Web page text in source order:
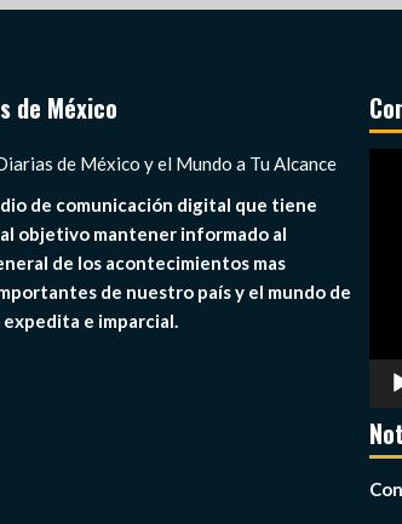
de México
de México y el Mundo a Tu Alcance
de comunicación digital que tiene
objetivo mantener informado al
de los acontecimientos mas
de nuestro país y el mundo de
e imparcial.